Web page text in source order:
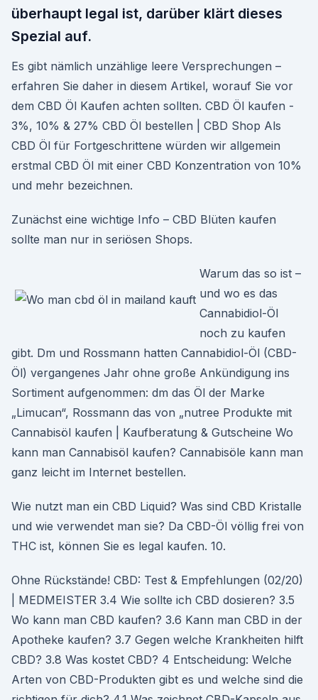
überhaupt legal ist, darüber klärt dieses
Spezial auf.
Es gibt nämlich unzählige leere Versprechungen –
erfahren Sie daher in diesem Artikel, worauf Sie vor
dem CBD Öl Kaufen achten sollten. CBD Öl kaufen -
3%, 10% & 27% CBD Öl bestellen | CBD Shop Als
CBD Öl für Fortgeschrittene würden wir allgemein
erstmal CBD Öl mit einer CBD Konzentration von 10%
und mehr bezeichnen.
Zunächst eine wichtige Info – CBD Blüten kaufen
sollte man nur in seriösen Shops.
Warum das so ist –
und wo es das
Cannabidiol-Öl
noch zu kaufen
gibt. Dm und Rossmann hatten Cannabidiol-Öl (CBD-
Öl) vergangenes Jahr ohne große Ankündigung ins
Sortiment aufgenommen: dm das Öl der Marke
„Limucan“, Rossmann das von „nutree Produkte mit
Cannabisöl kaufen | Kaufberatung & Gutscheine Wo
kann man Cannabisöl kaufen? Cannabisöle kann man
ganz leicht im Internet bestellen.
Wie nutzt man ein CBD Liquid? Was sind CBD Kristalle
und wie verwendet man sie? Da CBD-Öl völlig frei von
THC ist, können Sie es legal kaufen. 10.
Ohne Rückstände! CBD: Test & Empfehlungen (02/20)
| MEDMEISTER 3.4 Wie sollte ich CBD dosieren? 3.5
Wo kann man CBD kaufen? 3.6 Kann man CBD in der
Apotheke kaufen? 3.7 Gegen welche Krankheiten hilft
CBD? 3.8 Was kostet CBD? 4 Entscheidung: Welche
Arten von CBD-Produkten gibt es und welche sind die